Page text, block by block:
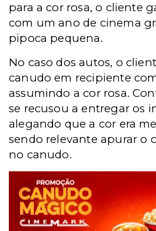
para a cor rosa, o cliente
com um ano de cinema
pipoca pequena.
No caso dos autos, o
canudo em recipiente
assumindo a cor rosa.
se recusou a entregar os
alegando que a cor era
sendo relevante apurar o
no canudo.